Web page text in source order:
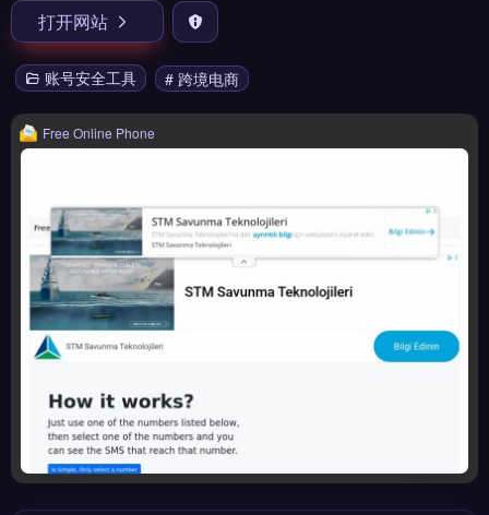
打开网站
账号安全工具 # 跨境电商
Free Online Phone